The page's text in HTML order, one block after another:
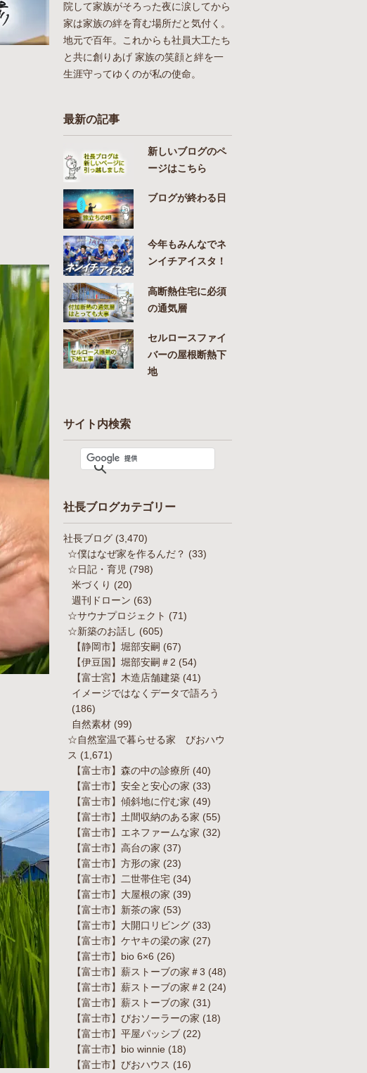
院して家族がそろった夜に涙してから
家は家族の絆を育む場所だと気付く。
地元で百年。これからも社員大工たち
と共に創りあげ 家族の笑顔と絆を一
生涯守ってゆくのが私の使命。
最新の記事
新しいブログのペ
ージはこちら
ブログが終わる日
今年もみんなでネ
ンイチアイスタ！
高断熱住宅に必須
の通気層
セルロースファイ
バーの屋根断熱下
地
サイト内検索
社長ブログカテゴリー
社長ブログ (3,470)
☆僕はなぜ家を作るんだ？ (33)
☆日記・育児 (798)
米づくり (20)
週刊ドローン (63)
☆サウナプロジェクト (71)
☆新築のお話し (605)
【静岡市】堀部安嗣 (67)
【伊豆国】堀部安嗣＃2 (54)
【富士宮】木造店舗建築 (41)
イメージではなくデータで語ろう
(186)
自然素材 (99)
☆自然室温で暮らせる家 びおハウ
ス (1,671)
【富士市】森の中の診療所 (40)
【富士市】安全と安心の家 (33)
【富士市】傾斜地に佇む家 (49)
【富士市】土間収納のある家 (55)
【富士市】エネファームな家 (32)
【富士市】高台の家 (37)
【富士市】方形の家 (23)
【富士市】二世帯住宅 (34)
【富士市】大屋根の家 (39)
【富士市】新茶の家 (53)
【富士市】大開口リビング (33)
【富士市】ケヤキの梁の家 (27)
【富士市】bio 6×6 (26)
【富士市】薪ストーブの家＃3 (48)
【富士市】薪ストーブの家＃2 (24)
【富士市】薪ストーブの家 (31)
【富士市】びおソーラーの家 (18)
【富士市】平屋パッシブ (22)
【富士市】bio winnie (18)
【富士市】びおハウス (16)